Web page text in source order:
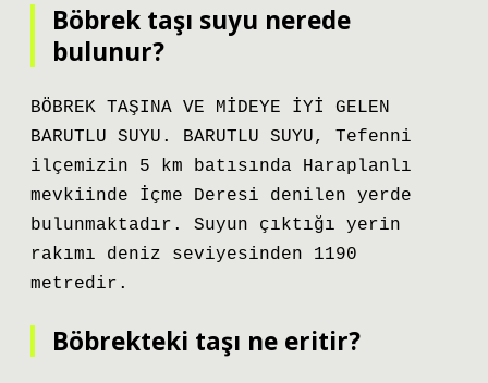
Böbrek taşı suyu nerede
bulunur?
BÖBREK TAŞINA VE MİDEYE İYİ GELEN
BARUTLU SUYU. BARUTLU SUYU, Tefenni
ilçemizin 5 km batısında Haraplanlı
mevkiinde İçme Deresi denilen yerde
bulunmaktadır. Suyun çıktığı yerin
rakımı deniz seviyesinden 1190
metredir.
Böbrekteki taşı ne eritir?